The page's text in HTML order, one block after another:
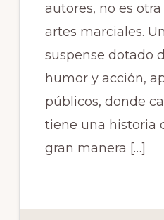
autores, no es
artes marciales.
suspense dotado
humor y acción,
públicos, donde
tiene una historia
gran manera […]